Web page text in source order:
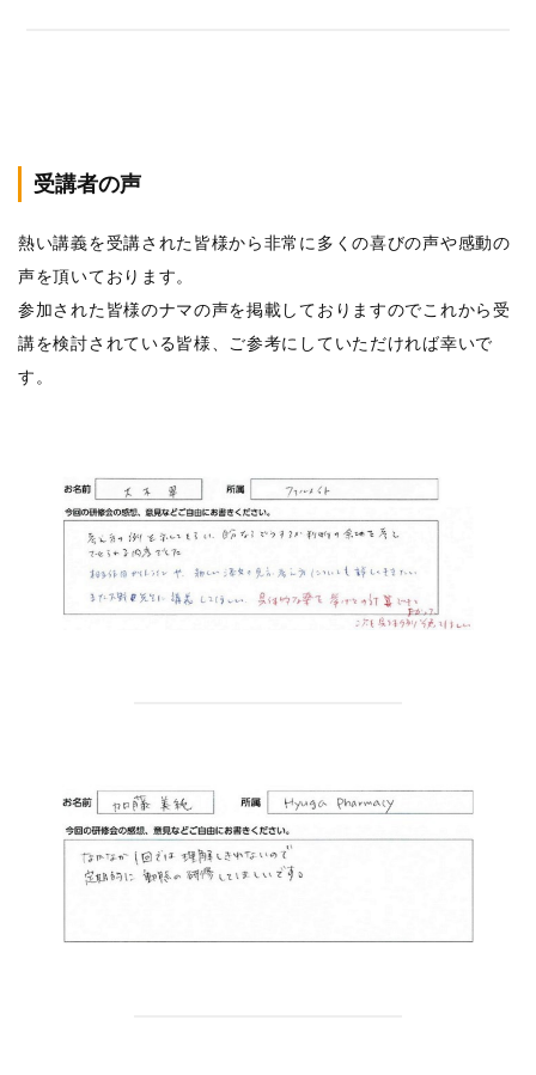
受講者の声
熱い講義を受講された皆様から非常に多くの喜びの声や感動の
声を頂いております。
参加された皆様のナマの声を掲載しておりますのでこれから受
講を検討されている皆様、ご参考にしていただければ幸いで
す。